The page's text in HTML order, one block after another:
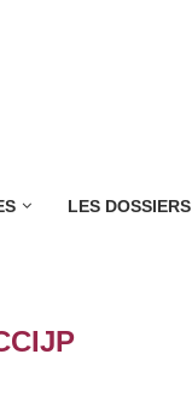
LES DOSSIERS